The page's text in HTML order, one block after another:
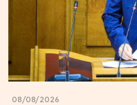
08/08/2026